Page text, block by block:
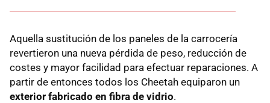
Aquella sustitución de los paneles de la carrocería
revertieron una nueva pérdida de peso, reducción de
costes y mayor facilidad para efectuar reparaciones. A
partir de entonces todos los Cheetah equiparon un
exterior fabricado en fibra de vidrio.